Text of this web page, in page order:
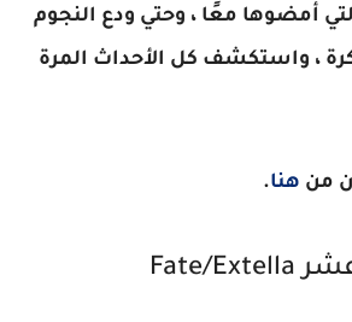
أمضوها معًا ، وحتي ودع النجوم
، واستكشف كل الأحداث المرة
من هنا.
عشر Fate/Extella